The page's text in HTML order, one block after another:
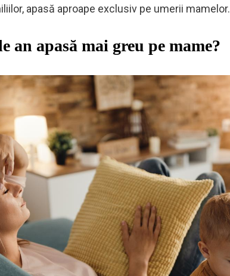
apasă aproape exclusiv pe umerii mamelor.
an apasă mai greu pe mame?